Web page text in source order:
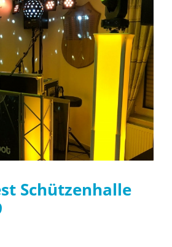
Schützenhalle